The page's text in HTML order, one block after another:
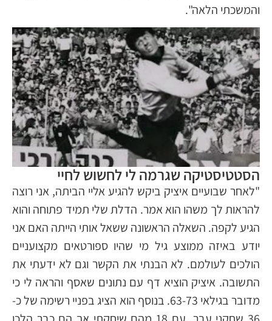
והמשכתי הלאה".
הסטטיסטיקה שגרמה לי לחשוש לחיי
"לאחר שבועיים איציק ביקש להגיע אליי הביתה, אני רוצה
להראות לך משהו הוא אמר. הדלת שלי תמיד פתוחה והוא
הגיע לקפה. השאלה הראשונה ששאל אותי הייתה האם אני
יודע באיזה ממוצע גיל מי שהיו ספורטאים מקצועניים
הולכים לעולמם. לא הבנתי את הקשר וגם לא ידעתי את
התשובה. איציק הוציא דף עם נתונים שאסף והראה לי כי
מדובר בגילאי 63-73. בנוסף הוא הציג בפניי רשימה של כ-